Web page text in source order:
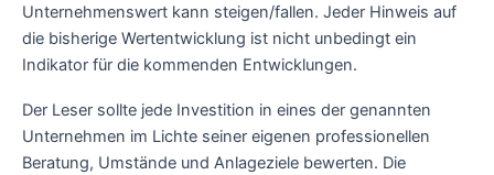
Unternehmenswert kann steigen/fallen. Jeder Hinweis auf
die bisherige Wertentwicklung ist nicht unbedingt ein
Indikator für die kommenden Entwicklungen.
Der Leser sollte jede Investition in eines der genannten
Unternehmen im Lichte seiner eigenen professionellen
Beratung, Umstände und Anlageziele bewerten. Die